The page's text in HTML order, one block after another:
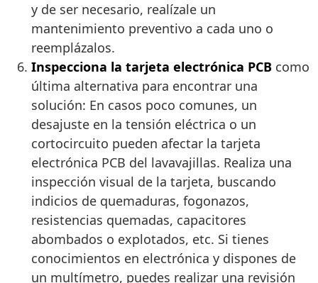
y de ser necesario, realízale un
mantenimiento preventivo a cada uno o
reemplázalos.
Inspecciona la tarjeta electrónica PCB como
última alternativa para encontrar una
solución: En casos poco comunes, un
desajuste en la tensión eléctrica o un
cortocircuito pueden afectar la tarjeta
electrónica PCB del lavavajillas. Realiza una
inspección visual de la tarjeta, buscando
indicios de quemaduras, fogonazos,
resistencias quemadas, capacitores
abombados o explotados, etc. Si tienes
conocimientos en electrónica y dispones de
un multímetro, puedes realizar una revisión